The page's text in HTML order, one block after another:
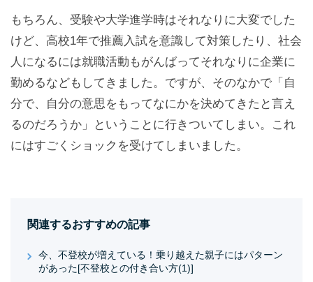
もちろん、受験や大学進学時はそれなりに大変でした
けど、高校1年で推薦入試を意識して対策したり、社会
人になるには就職活動もがんばってそれなりに企業に
勤めるなどもしてきました。ですが、そのなかで「自
分で、自分の意思をもってなにかを決めてきたと言え
るのだろうか」ということに行きついてしまい。これ
にはすごくショックを受けてしまいました。
関連するおすすめの記事
今、不登校が増えている！乗り越えた親子にはパターン
があった[不登校との付き合い方(1)]